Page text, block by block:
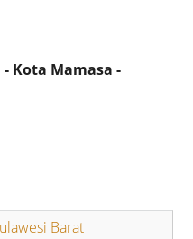
Kota Mamasa -
Barat